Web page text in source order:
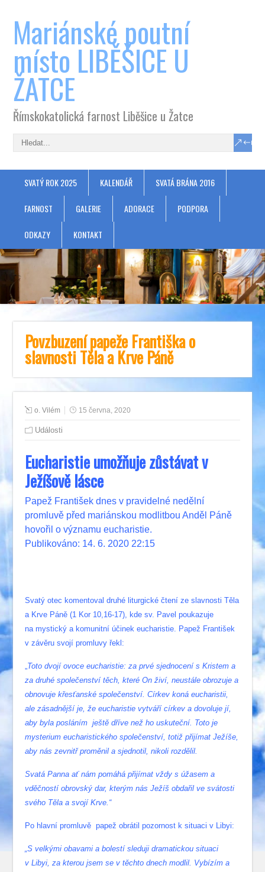
Mariánské poutní
místo LIBĚŠICE U
ŽATCE
Římskokatolická farnost Liběšice u Žatce
SVATÝ ROK 2025 KALENDÁŘ SVATÁ BRÁNA 2016
FARNOST GALERIE ADORACE PODPORA
ODKAZY KONTAKT
Povzbuzení papeže Františka o
slavnosti Těla a Krve Páně
o. Vilém 15 června, 2020
Události
Eucharistie umožňuje zůstávat v
Ježíšově lásce
Papež František dnes v pravidelné nedělní
promluvě před mariánskou modlitbou Anděl Páně
hovořil o významu eucharistie.
Publikováno: 14. 6. 2020 22:15
Svatý otec komentoval druhé liturgické čtení ze slavnosti Těla
a Krve Páně (1 Kor 10,16-17), kde sv. Pavel poukazuje
na mystický a komunitní účinek eucharistie. Papež František
v závěru svojí promluvy řekl:
„Toto dvojí ovoce eucharistie: za prvé sjednocení s Kristem a
za druhé společenství těch, které On živí, neustále obrozuje a
obnovuje křesťanské společenství. Církev koná eucharistii,
ale zásadnější je, že eucharistie vytváří církev a dovoluje jí,
aby byla posláním ještě dříve než ho uskuteční. Toto je
mysterium eucharistického společenství, totiž přijímat Ježíše,
aby nás zevnitř proměnil a sjednotil, nikoli rozdělil.
Svatá Panna ať nám pomáhá přijímat vždy s úžasem a
vděčností obrovský dar, kterým nás Ježíš obdařil ve svátosti
svého Těla a svojí Krve.“
Po hlavní promluvě papež obrátil pozornost k situaci v Libyi:
„S velkými obavami a bolestí sleduji dramatickou situaci
v Libyi, za kterou jsem se v těchto dnech modlil. Vybízím a